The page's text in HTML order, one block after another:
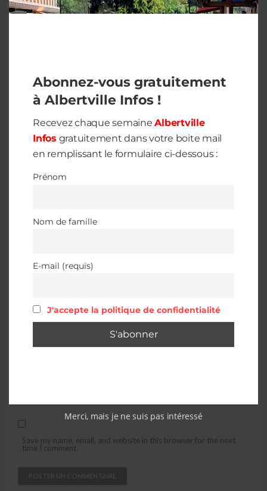
Save my name, email, and website in this browser for the next
time I comment.
Abonnez-vous gratuitement
à Albertville Infos !
Recevez chaque semaineAlbertville
Infos gratuitement dans votre boite mail
en remplissant le formulaire ci-dessous :
Prénom
Nom de famille
E-mail (requis)
J'accepte la politique de confidentialité
Merci, mais je ne suis pas intéressé